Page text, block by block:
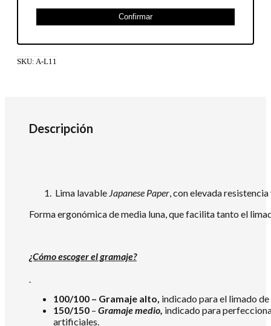
Confirmar
SKU: A-L11
Descripción
Lima lavable Japanese Paper, con elevada
Forma ergonómica de media luna, que facilita tanto el
¿Cómo escoger el gramaje?
100/100 – Gramaje alto, indicado para el limado
150/150 – Gramaje medio, indicado para
artificiales.